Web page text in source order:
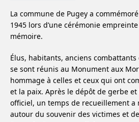
La commune de Pugey a
1945 lors d’une cérémonie
mémoire.
Élus, habitants, anciens
se sont réunis au Monument aux
hommage à celles et ceux qui ont
et la paix. Après le dépôt de gerbe
officiel, un temps de recueillement
autour du souvenir des victimes et